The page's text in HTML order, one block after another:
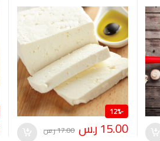
-
12%
15.00ر.س 17.00ر.س